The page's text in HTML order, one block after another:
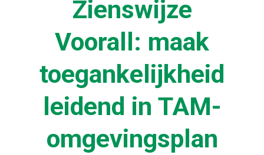
Zienswijze
Voorall: maak
toegankelijkheid
leidend in TAM-
omgevingsplan